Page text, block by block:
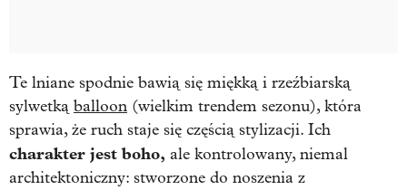
Te lniane spodnie bawią się miękką i rzeźbiarską
sylwetką balloon (wielkim trendem sezonu), która
sprawia, że ruch staje się częścią stylizacji. Ich
charakter jest boho, ale kontrolowany, niemal
architektoniczny: stworzone do noszenia z